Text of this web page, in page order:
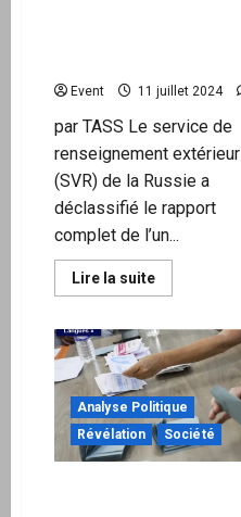
Event 11 juillet 2024
par TASS Le service de
renseignement extérieur
(SVR) de la Russie a
déclassifié le rapport
complet de l’un...
Lire la suiteEn
savoir
Un
document
déclassifié
sur
les
plans
de
Paris
pour
Analyse Politique
Révélation
Société